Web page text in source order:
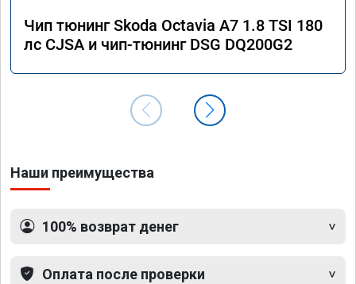
Чип тюнинг Skoda Octavia A7 1.8 TSI 180
лс CJSA и чип-тюнинг DSG DQ200G2
Наши преимущества
100% возврат денег
Оплата после проверки